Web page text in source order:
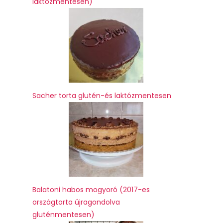
Sacher torta glutén-és laktózmentesen
Balatoni habos mogyoró (2017-es
országtorta újragondolva
gluténmentesen)